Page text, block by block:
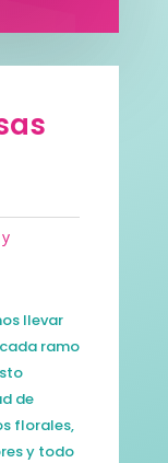
llevar
ramo
de
florales,
y todo